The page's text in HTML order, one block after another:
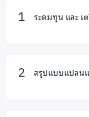
ระดมทุน และ เ
สรุปแบบแปลน